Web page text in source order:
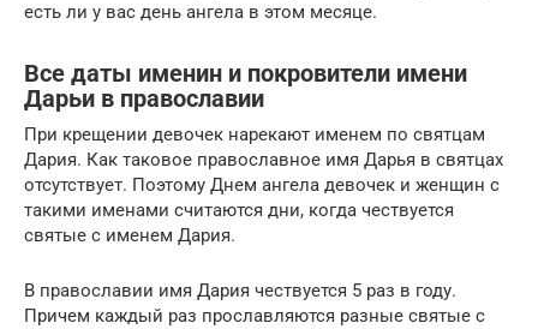
есть ли у вас день ангела в этом месяце.
Все даты именин и покровители имени
Дарьи в православии
При крещении девочек нарекают именем по святцам
Дария. Как таковое православное имя Дарья в святцах
отсутствует. Поэтому Днем ангела девочек и женщин с
такими именами считаются дни, когда чествуется
святые с именем Дария.
В православии имя Дария чествуется 5 раз в году.
Причем каждый раз прославляются разные святые с